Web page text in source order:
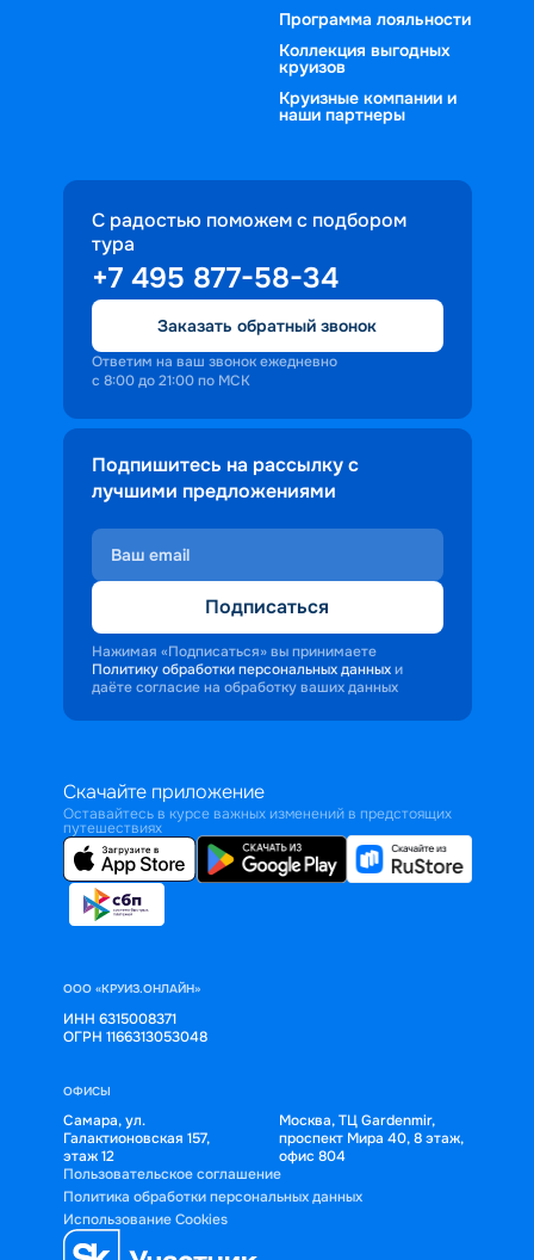
Программа лояльности
Коллекция выгодных
круизов
Круизные компании и
наши партнеры
С радостью поможем с подбором
тура
+7 495 877-58-34
Заказать обратный звонок
Ответим на ваш звонок ежедневно
с 8:00 до 21:00 по МСК
Подпишитесь на рассылку с
лучшими предложениями
Подписаться
Нажимая «Подписаться» вы принимаете
Политику обработки персональных данных и
даёте согласие на обработку ваших данных
Скачайте приложение
Оставайтесь в курсе важных изменений в предстоящих
путешествиях
ООО «КРУИЗ.ОНЛАЙН»
ИНН 6315008371
ОГРН 1166313053048
ОФИСЫ
Самара, ул.
Галактионовская 157,
этаж 12
Москва, ТЦ Gardenmir,
проспект Мира 40, 8 этаж,
офис 804
Пользовательское соглашение
Политика обработки персональных данных
Использование Cookies